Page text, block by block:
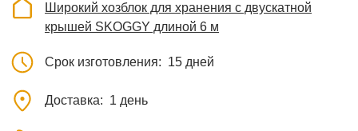
Широкий хозблок для хранения с двускатной
крышей SKOGGY длиной 6 м
Срок изготовления 15 дней
Доставка 1 день